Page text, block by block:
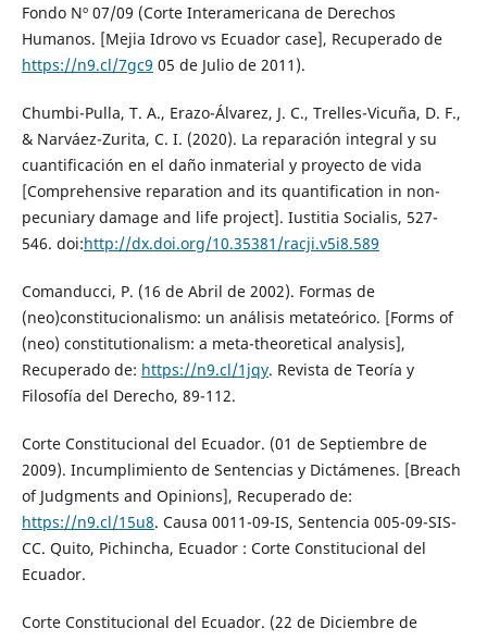
Fondo Nº 07/09 (Corte Interamericana de Derechos
Humanos. [Mejia Idrovo vs Ecuador case], Recuperado de
https://n9.cl/7gc9 05 de Julio de 2011).
Chumbi-Pulla, T. A., Erazo-Álvarez, J. C., Trelles-Vicuña, D. F.,
& Narváez-Zurita, C. I. (2020). La reparación integral y su
cuantificación en el daño inmaterial y proyecto de vida
[Comprehensive reparation and its quantification in non-
pecuniary damage and life project]. Iustitia Socialis, 527-
546. doi:http://dx.doi.org/10.35381/racji.v5i8.589
Comanducci, P. (16 de Abril de 2002). Formas de
(neo)constitucionalismo: un análisis metateórico. [Forms of
(neo) constitutionalism: a meta-theoretical analysis],
Recuperado de: https://n9.cl/1jqy. Revista de Teoría y
Filosofía del Derecho, 89-112.
Corte Constitucional del Ecuador. (01 de Septiembre de
2009). Incumplimiento de Sentencias y Dictámenes. [Breach
of Judgments and Opinions], Recuperado de:
https://n9.cl/15u8. Causa 0011-09-IS, Sentencia 005-09-SIS-
CC. Quito, Pichincha, Ecuador : Corte Constitucional del
Ecuador.
Corte Constitucional del Ecuador. (22 de Diciembre de